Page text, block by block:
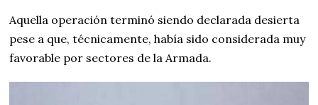
Aquella operación terminó siendo declarada desierta
pese a que, técnicamente, había sido considerada muy
favorable por sectores de la Armada.